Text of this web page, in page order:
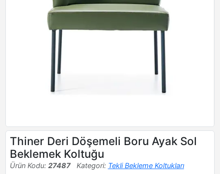
Thiner Deri Döşemeli Boru Ayak Sol
Beklemek Koltuğu
Ürün Kodu: 27487 Kategori: Tekli Bekleme Koltukları